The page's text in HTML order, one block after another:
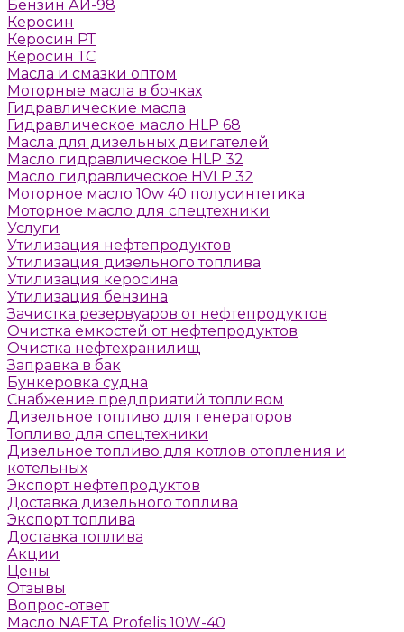
Бензин АИ-98
Керосин
Керосин РТ
Керосин ТС
Масла и смазки оптом
Моторные масла в бочках
Гидравлические масла
Гидравлическое масло HLP 68
Масла для дизельных двигателей
Масло гидравлическое HLP 32
Масло гидравлическое HVLP 32
Моторное масло 10w 40 полусинтетика
Моторное масло для спецтехники
Услуги
Утилизация нефтепродуктов
Утилизация дизельного топлива
Утилизация керосина
Утилизация бензина
Зачистка резервуаров от нефтепродуктов
Очистка емкостей от нефтепродуктов
Очистка нефтехранилищ
Заправка в бак
Бункеровка судна
Снабжение предприятий топливом
Дизельное топливо для генераторов
Топливо для спецтехники
Дизельное топливо для котлов отопления и
котельных
Экспорт нефтепродуктов
Доставка дизельного топлива
Экспорт топлива
Доставка топлива
Акции
Цены
Отзывы
Вопрос-ответ
Масло NAFTA Profelis 10W-40